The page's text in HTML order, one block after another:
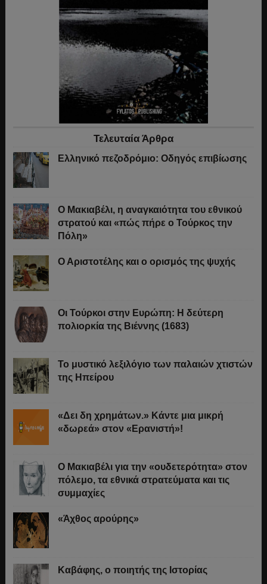
Τελευταία Άρθρα
Ελληνικό πεζοδρόμιο: Οδηγός επιβίωσης
Ο Μακιαβέλι, η αναγκαιότητα του εθνικού
στρατού και «πώς πήρε ο Τούρκος την
Πόλη»
Ο Αριστοτέλης και ο ορισμός της ψυχής
Οι Τούρκοι στην Ευρώπη: Η δεύτερη
πολιορκία της Βιέννης (1683)
Το μυστικό λεξιλόγιο των παλαιών χτιστών
της Ηπείρου
«Δει δη χρημάτων.» Κάντε μια μικρή
«δωρεά» στον «Ερανιστή»!
O Μακιαβέλι για την «ουδετερότητα» στον
πόλεμο, τα εθνικά στρατεύματα και τις
συμμαχίες
«Άχθος αρούρης»
Καβάφης, ο ποιητής της Ιστορίας